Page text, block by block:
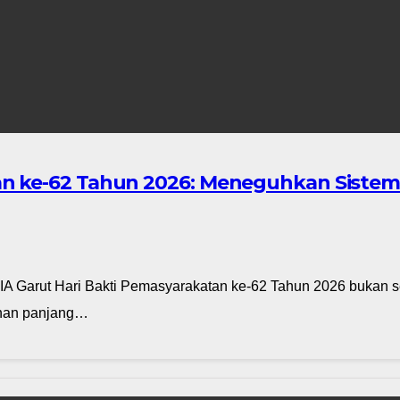
ke-62 Tahun 2026: Meneguhkan
Garut Hari Bakti Pemasyarakatan ke-62 Tahun 2026
panjang…